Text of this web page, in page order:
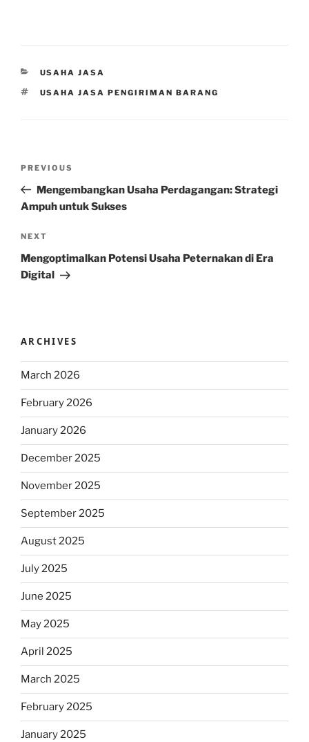
CATEGORIES
USAHA JASA
TAGS
USAHA JASA PENGIRIMAN BARANG
Previous
Post
PREVIOUS
Mengembangkan Usaha Perdagangan: Strategi
Ampuh untuk Sukses
Next
Post
NEXT
Mengoptimalkan Potensi Usaha Peternakan di Era
Digital
ARCHIVES
March 2026
February 2026
January 2026
December 2025
November 2025
September 2025
August 2025
July 2025
June 2025
May 2025
April 2025
March 2025
February 2025
January 2025